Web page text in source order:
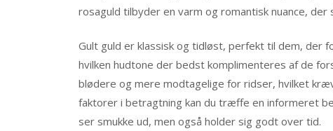
rosaguld tilbyder en varm og romantisk nuance, der
Gult guld er klassisk og tidløst, perfekt til dem,
hvilken hudtone der bedst komplimenteres af de
blødere og mere modtagelige for ridser, hvilket
faktorer i betragtning kan du træffe en informeret
ser smukke ud, men også holder sig godt over tid.